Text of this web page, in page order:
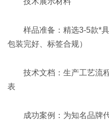
样品准备：精选3-5款*
包装完好、标签合规）
技术文档：生产工艺流
表
成功案例：为知名品牌